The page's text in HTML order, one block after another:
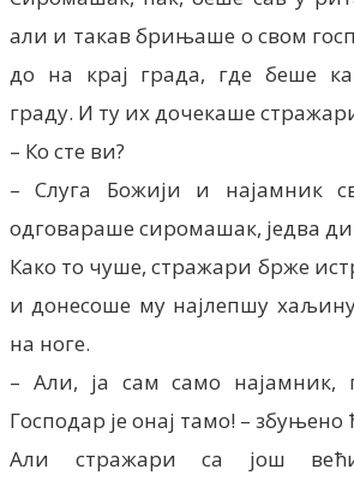
али и такав брињаше о свом
до на крај града, где беше
граду. И ту их дочекаше
– Ко сте ви?
– Слуга Божији и најамник
одговараше сиромашак, једва
Како то чуше, стражари брже
и донесоше му најлепшу
на ноге.
– Али, ја сам само најамник,
Господар је онај тамо! –
Али стражари са још